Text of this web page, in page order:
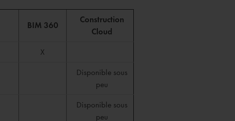
BIM 360
Construction
Cloud
X
Disponible sous
peu
Disponible sous
peu